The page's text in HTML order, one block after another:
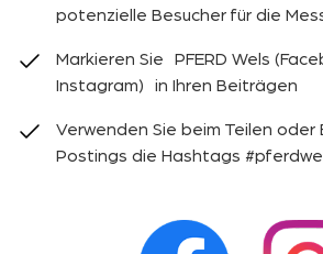
potenzielle Besucher für die
Markieren Sie PFERD Wels
Instagram) in Ihren Beiträgen
Verwenden Sie beim Teilen oder
Postings die Hashtags